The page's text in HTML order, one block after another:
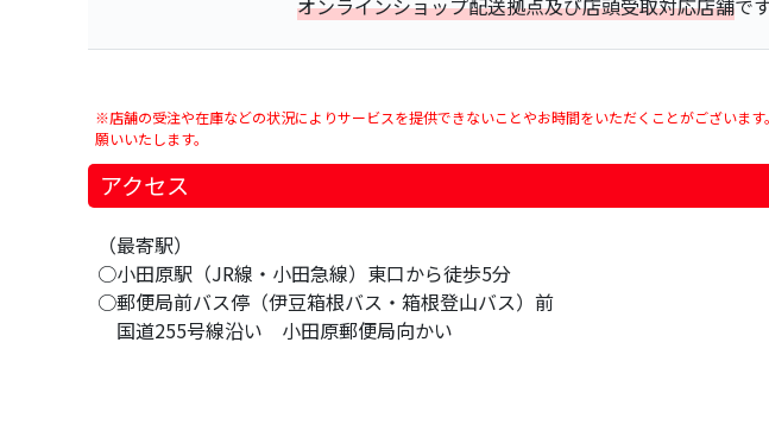
オンラインショップ配送拠点及び店頭受取対応店舗です
※店舗の受注や在庫などの状況によりサービスを提供できないことやお時間をいただくことがございま
願いいたします。
アクセス
（最寄駅）
○小田原駅（JR線・小田急線）東口から徒歩5分
○郵便局前バス停（伊豆箱根バス・箱根登山バス）前
国道255号線沿い 小田原郵便局向かい